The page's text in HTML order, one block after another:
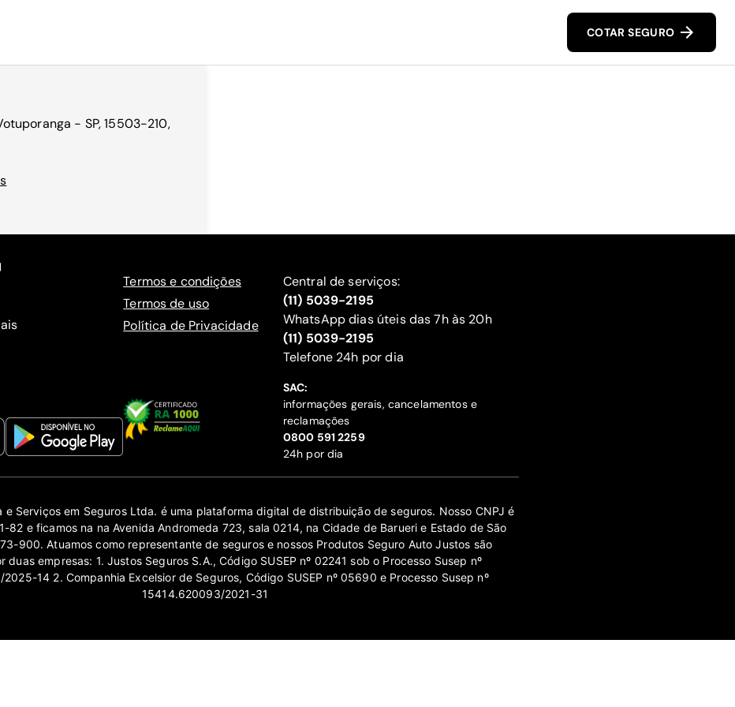
COTAR SEGURO
- SP, 15503-210,
Termos e condições
Termos de uso
Política de Privacidade
Central de serviços:
(11) 5039-2195
WhatsApp dias úteis das 7h às 20h
(11) 5039-2195
‍Telefone 24h por dia
SAC:
informações gerais, cancelamentos e
reclamações
‍0800 591 2259
24h por dia
e Serviços em Seguros Ltda. é uma plataforma digital de distribuição de seguros. Nosso CNPJ é
82 e ficamos na na Avenida Andromeda 723, sala 0214, na Cidade de Barueri e Estado de São
900. Atuamos como representante de seguros e nossos Produtos Seguro Auto Justos são
duas empresas: 1. Justos Seguros S.A., Código SUSEP nº 02241 sob o Processo Susep nº
14 2. Companhia Excelsior de Seguros, Código SUSEP nº 05690 e Processo Susep nº
15414.620093/2021-31